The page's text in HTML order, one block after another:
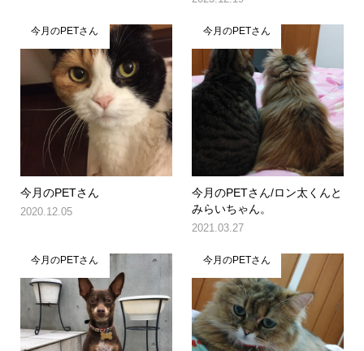
今月のPETさん
今月のPETさん
2020.12.05
今月のPETさん
今月のPETさん/ロン太くんと
みらいちゃん。
2021.03.27
今月のPETさん 今月のPETさん